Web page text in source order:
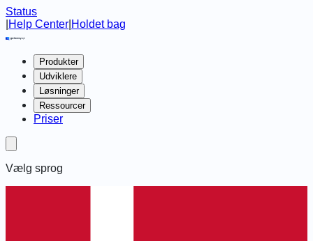
Status
Help Center Holdet bag
Produkter
Udviklere
Løsninger
Ressourcer
Priser
Vælg sprog